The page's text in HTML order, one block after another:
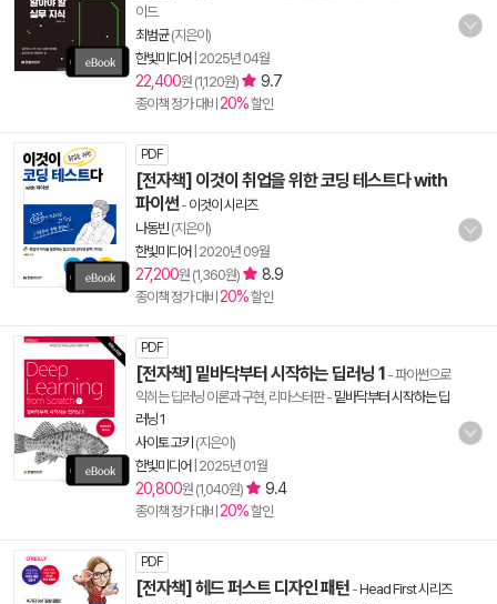
이드
최범균(지은이)
한빛미디어 2025년 04월
22,400원 (1,120원) 9.7
종이책 정가 대비 20%할인
PDF
[전자책] 이것이 취업을 위한 코딩 테스트다 with
파이썬- 이것이 시리즈
나동빈 (지은이)
한빛미디어 2020년 09월
27,200원 (1,360원) 8.9
종이책 정가 대비 20%할인
PDF
[전자책] 밑바닥부터 시작하는 딥러닝 1 - 파이썬으로
익히는 딥러닝 이론과 구현, 리마스터판- 밑바닥부터 시작하는 딥
러닝 1
사이토 고키 (지은이)
한빛미디어 2025년 01월
20,800원 (1,040원) 9.4
종이책 정가 대비 20%할인
PDF
[전자책] 헤드 퍼스트 디자인 패턴 -Head First 시리즈